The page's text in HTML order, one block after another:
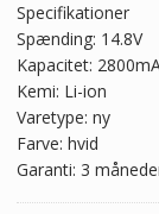
pris
var:
430,00
Specifikationer
Spænding: 14.8V
Kapacitet:
Kemi: Li-ion
Varetype: ny
Farve: hvid
Garanti: 3